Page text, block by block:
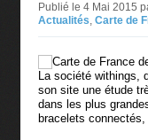
Publié le 4 Mai 2015
Actualités, Carte de
La société withings,
son site une étude
dans les plus
bracelets